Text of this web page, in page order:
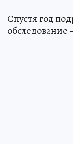
Спустя год